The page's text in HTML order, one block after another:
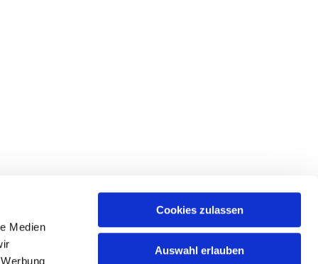
Medien
Cookies zulassen
Auswahl erlauben